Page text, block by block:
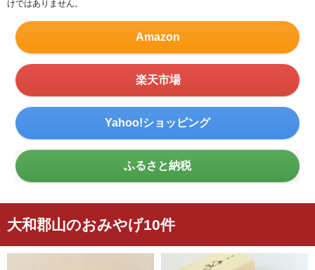
けではありません。
Amazon
楽天市場
Yahoo!ショッピング
ふるさと納税
大和郡山のおみやげ10件